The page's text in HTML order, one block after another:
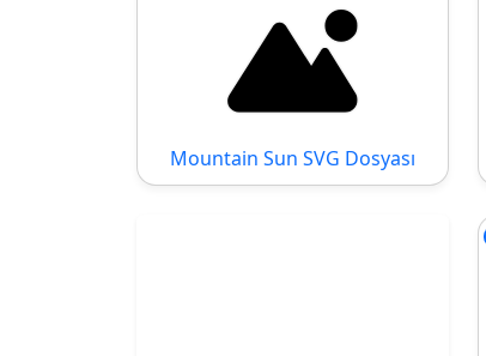
Mountain Sun SVG Dosyası